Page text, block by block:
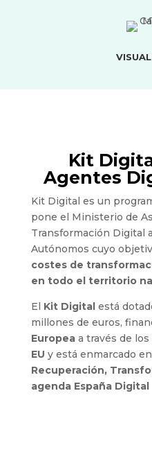
Kit
Agentes
Kit Digital es un
pone el Ministerio de
Transformación Digital
Autónomos cuyo
costes de
en todo el territorio
El Kit Digital está
millones de euros,
Europea a través de
EU y está enmarcado en
Recuperación,
agenda España Digital